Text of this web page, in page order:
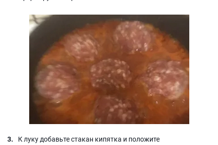
К луку добавьте стакан кипятка и положите